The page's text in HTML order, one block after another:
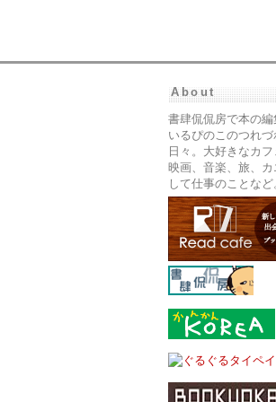
About
書肆侃侃房で本の編
いるぴのこのつれづ
日々。大好きなカフ
映画、音楽、旅、カ
して仕事のことなど